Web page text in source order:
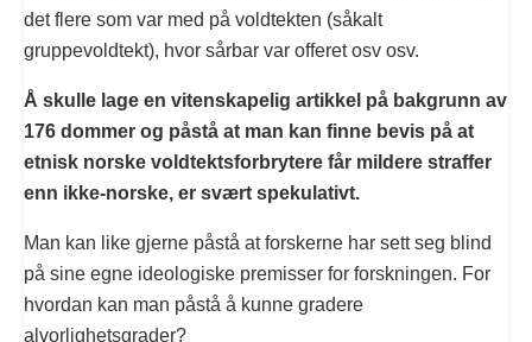
det flere som var med på voldtekten (såkalt
gruppevoldtekt), hvor sårbar var offeret osv osv.
Å skulle lage en vitenskapelig artikkel på bakgrunn av
176 dommer og påstå at man kan finne bevis på at
etnisk norske voldtektsforbrytere får mildere straffer
enn ikke-norske, er svært spekulativt.
Man kan like gjerne påstå at forskerne har sett seg blind
på sine egne ideologiske premisser for forskningen. For
hvordan kan man påstå å kunne gradere
alvorlighetsgrader?